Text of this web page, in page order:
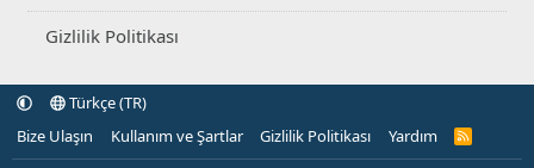
Gizlilik Politikası
Türkçe (TR)
Bize Ulaşın
Kullanım ve Şartlar Gizlilik Politikası Yardım
R